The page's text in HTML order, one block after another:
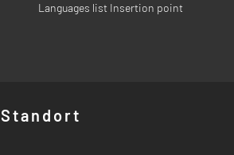
Languages list Insertion point
Standort